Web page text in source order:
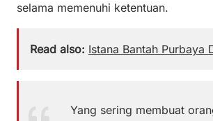
selama memenuhi ketentuan.
Read also: Istana Bantah Purbaya
Yang sering membuat